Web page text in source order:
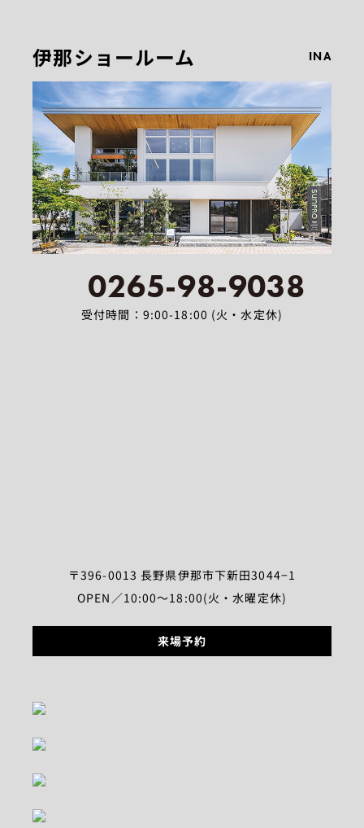
伊那ショールーム INA
0265-98-9038
受付時間：9:00-18:00 (火・水定休)
〒396-0013 長野県伊那市下新田3044−1
OPEN／10:00～18:00(火・水曜定休)
来場予約